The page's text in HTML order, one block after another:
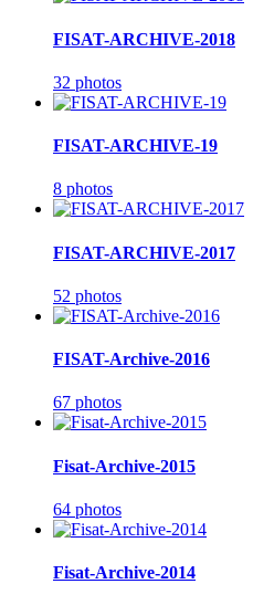
FISAT-ARCHIVE-2018
32 photos
FISAT-ARCHIVE-19
8 photos
FISAT-ARCHIVE-2017
52 photos
FISAT-Archive-2016
67 photos
Fisat-Archive-2015
64 photos
Fisat-Archive-2014